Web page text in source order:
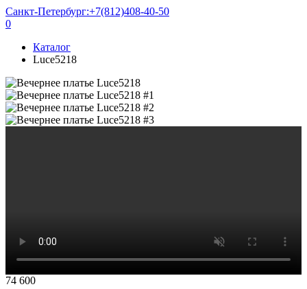
Санкт-Петербург:+7(812)408-40-50
0
Каталог
Luce5218
74 600